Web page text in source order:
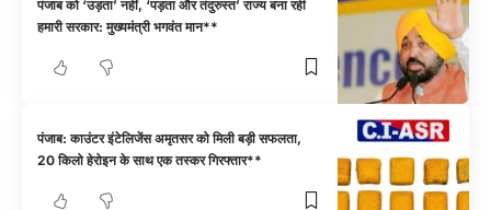
पंजाब को ‘उड़ता’ नहीं, ‘पड़ता और तंदुरुस्त’ राज्य बना रही
हमारी सरकार: मुख्यमंत्री भगवंत मान**
पंजाब: काउंटर इंटेलिजेंस अमृतसर को मिली बड़ी सफलता,
20 किलो हेरोइन के साथ एक तस्कर गिरफ्तार**